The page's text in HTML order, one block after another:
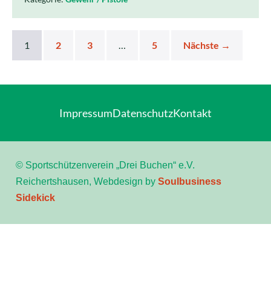
1 2 3 … 5 Nächste →
ImpressumDatenschutzKontakt
© Sportschützenverein „Drei Buchen“ e.V.
Reichertshausen, Webdesign by Soulbusiness
Sidekick